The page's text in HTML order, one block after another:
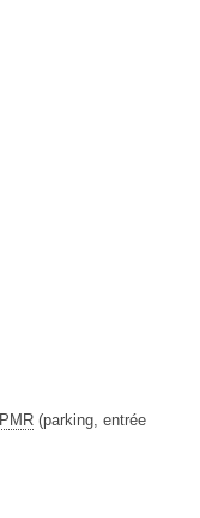
PMR (parking, entrée